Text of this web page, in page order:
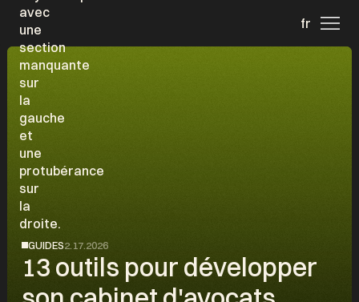
fr
GUIDES2.17.2026
13 outils pour développer